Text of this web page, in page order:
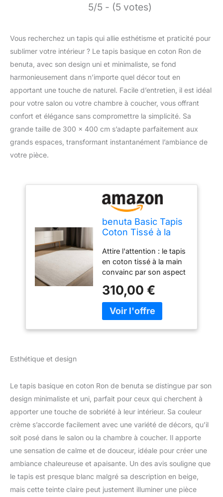
5/5 - (5 votes)
Vous recherchez un tapis qui allie esthétisme et praticité pour
sublimer votre intérieur ? Le tapis basique en coton Ron de
benuta, avec son design uni et minimaliste, se fond
harmonieusement dans n’importe quel décor tout en
apportant une touche de naturel. Facile d’entretien, il est idéal
pour votre salon ou votre chambre à coucher, vous offrant
confort et élégance sans compromettre la simplicité. Sa
grande taille de 300 x 400 cm s’adapte parfaitement aux
grands espaces, transformant instantanément l’ambiance de
votre pièce.
benuta Basic Tapis
Coton Tissé à la
300x400 cm -
100% Naturel -
Style: Laine, Uni,
Minimaliste -
Entretien Facile
pour Salon,
Chambre, Bureau,
Attire l'attention : le tapis
en coton tissé à la main
convainc par son aspect
combinaison de couleurs
harmonieuse et son
motif attrayant en font
une agréable sensation
naturelle au toucher,
vous créerez
sensation de chaleur
dans chaque pièce
comme le salon, la
chambre, la salle de bain,
ou le couloir. Design
durable : une touche
310,00 €
Esthétique et design
Le tapis basique en coton Ron de benuta se distingue par son
design minimaliste et uni, parfait pour ceux qui cherchent à
apporter une touche de sobriété à leur intérieur. Sa couleur
crème s’accorde facilement avec une variété de décors, qu’il
soit posé dans le salon ou la chambre à coucher. Il apporte
une sensation de calme et de douceur, idéale pour créer une
ambiance chaleureuse et apaisante. Un des avis souligne que
le tapis est presque blanc malgré sa description en beige,
mais cette teinte claire peut justement illuminer une pièce